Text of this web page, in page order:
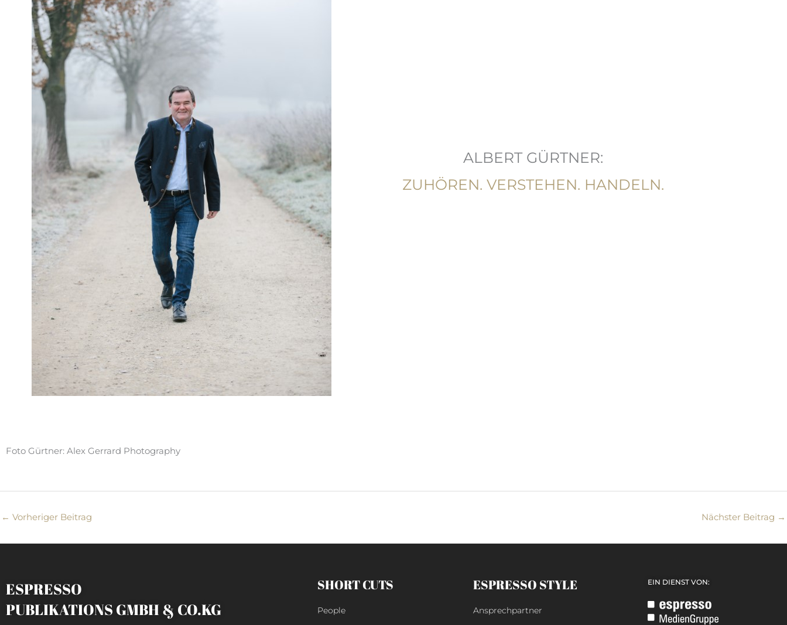
ALBERT GÜRTNER:
ZUHÖREN. VERSTEHEN. HANDELN.
Foto Gürtner: Alex Gerrard Photography
← Vorheriger Beitrag Nächster Beitrag →
ESPRESSO
PUBLIKATIONS GMBH & CO.KG
SHORT CUTS
People
ESPRESSO STYLE
Ansprechpartner
EIN DIENST VON: